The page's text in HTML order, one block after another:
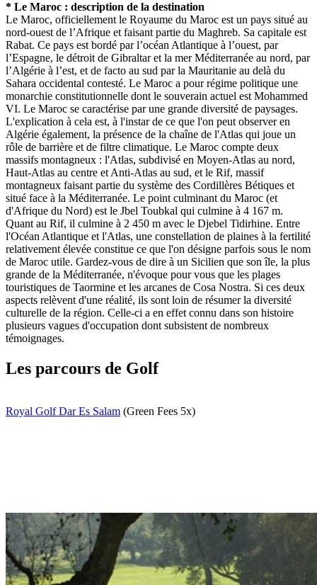
* Le Maroc : description de la destination
Le Maroc, officiellement le Royaume du Maroc est un pays situé au
nord-ouest de l’Afrique et faisant partie du Maghreb. Sa capitale est
Rabat. Ce pays est bordé par l’océan Atlantique à l’ouest, par
l’Espagne, le détroit de Gibraltar et la mer Méditerranée au nord, par
l’Algérie à l’est, et de facto au sud par la Mauritanie au delà du
Sahara occidental contesté. Le Maroc a pour régime politique une
monarchie constitutionnelle dont le souverain actuel est Mohammed
VI. Le Maroc se caractérise par une grande diversité de paysages.
L'explication à cela est, à l'instar de ce que l'on peut observer en
Algérie également, la présence de la chaîne de l'Atlas qui joue un
rôle de barrière et de filtre climatique. Le Maroc compte deux
massifs montagneux : l'Atlas, subdivisé en Moyen-Atlas au nord,
Haut-Atlas au centre et Anti-Atlas au sud, et le Rif, massif
montagneux faisant partie du système des Cordillères Bétiques et
situé face à la Méditerranée. Le point culminant du Maroc (et
d'Afrique du Nord) est le Jbel Toubkal qui culmine à 4 167 m.
Quant au Rif, il culmine à 2 450 m avec le Djebel Tidirhine. Entre
l'Océan Atlantique et l'Atlas, une constellation de plaines à la fertilité
relativement élevée constitue ce que l'on désigne parfois sous le nom
de Maroc utile. Gardez-vous de dire à un Sicilien que son île, la plus
grande de la Méditerranée, n'évoque pour vous que les plages
touristiques de Taormine et les arcanes de Cosa Nostra. Si ces deux
aspects relèvent d'une réalité, ils sont loin de résumer la diversité
culturelle de la région. Celle-ci a en effet connu dans son histoire
plusieurs vagues d'occupation dont subsistent de nombreux
témoignages.
Les parcours de Golf
Royal Golf Dar Es Salam (Green Fees 5x)